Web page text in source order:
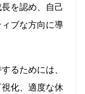
を認め、自己
ブな方向に導
るためには、
化、適度な休